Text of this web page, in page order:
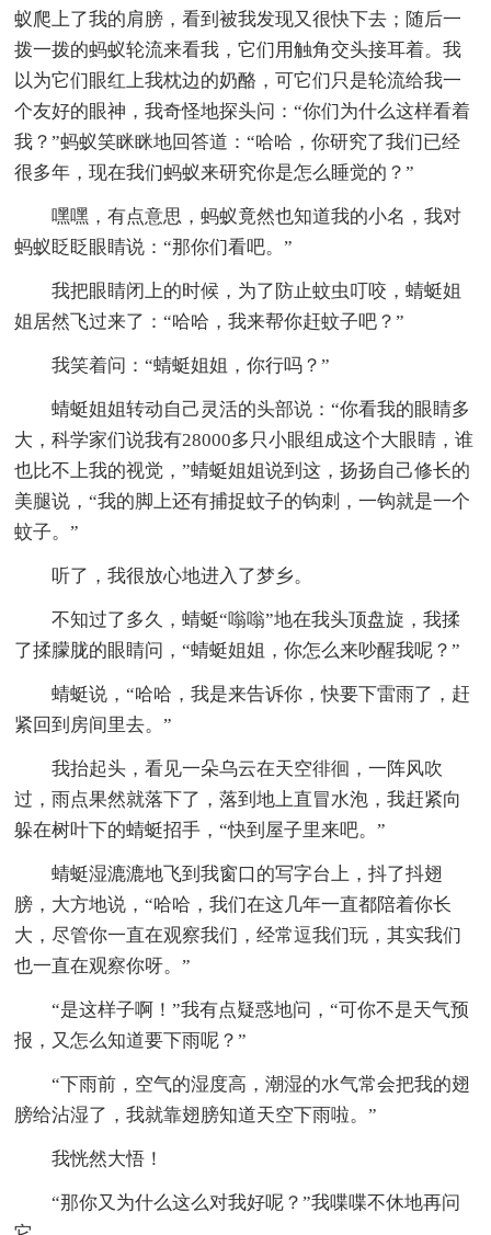
蚁爬上了我的肩膀，看到被我发现又很快下去；随后一
拨一拨的蚂蚁轮流来看我，它们用触角交头接耳着。我
以为它们眼红上我枕边的奶酪，可它们只是轮流给我一
个友好的眼神，我奇怪地探头问：“你们为什么这样看着
我？”蚂蚁笑眯眯地回答道：“哈哈，你研究了我们已经
很多年，现在我们蚂蚁来研究你是怎么睡觉的？”
嘿嘿，有点意思，蚂蚁竟然也知道我的小名，我对
蚂蚁眨眨眼睛说：“那你们看吧。”
我把眼睛闭上的时候，为了防止蚊虫叮咬，蜻蜓姐
姐居然飞过来了：“哈哈，我来帮你赶蚊子吧？”
我笑着问：“蜻蜓姐姐，你行吗？”
蜻蜓姐姐转动自己灵活的头部说：“你看我的眼睛多
大，科学家们说我有28000多只小眼组成这个大眼睛，谁
也比不上我的视觉，”蜻蜓姐姐说到这，扬扬自己修长的
美腿说，“我的脚上还有捕捉蚊子的钩刺，一钩就是一个
蚊子。”
听了，我很放心地进入了梦乡。
不知过了多久，蜻蜓“嗡嗡”地在我头顶盘旋，我揉
了揉朦胧的眼睛问，“蜻蜓姐姐，你怎么来吵醒我呢？”
蜻蜓说，“哈哈，我是来告诉你，快要下雷雨了，赶
紧回到房间里去。”
我抬起头，看见一朵乌云在天空徘徊，一阵风吹
过，雨点果然就落下了，落到地上直冒水泡，我赶紧向
躲在树叶下的蜻蜓招手，“快到屋子里来吧。”
蜻蜓湿漉漉地飞到我窗口的写字台上，抖了抖翅
膀，大方地说，“哈哈，我们在这几年一直都陪着你长
大，尽管你一直在观察我们，经常逗我们玩，其实我们
也一直在观察你呀。”
“是这样子啊！”我有点疑惑地问，“可你不是天气预
报，又怎么知道要下雨呢？”
“下雨前，空气的湿度高，潮湿的水气常会把我的翅
膀给沾湿了，我就靠翅膀知道天空下雨啦。”
我恍然大悟！
“那你又为什么这么对我好呢？”我喋喋不休地再问